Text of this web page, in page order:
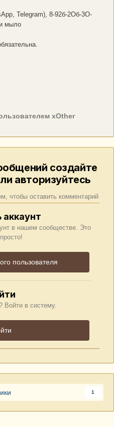
Telegram), 8-92б-2Об-3О-
мыло
xOther
создайте
авторизуйтесь
чтобы оставить комментарий
аккаунт
в нашем сообществе. Это
пользователя
Войти в систему.
1